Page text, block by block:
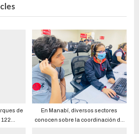
de
En Manabí, diversos sectores
conocen sobre la coordinación de